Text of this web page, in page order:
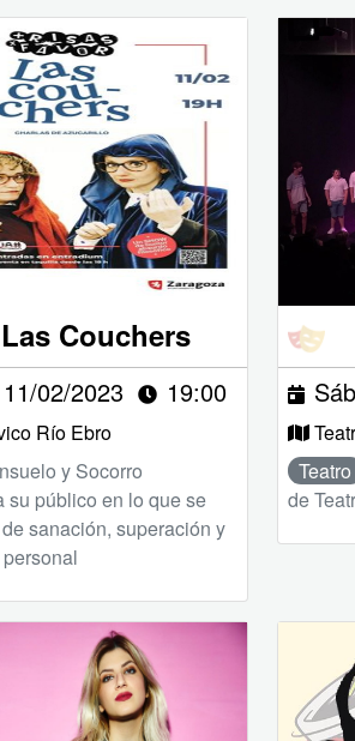
Las Couchers
02/2023 19:00
Río Ebro
y Socorro
su público en lo que se
sanación, superación y
Teatro
de